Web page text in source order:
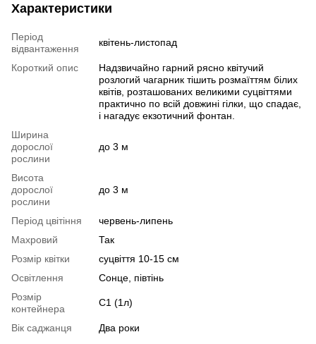
Характеристики
Період
відвантаження
квітень-листопад
Короткий опис
Надзвичайно гарний рясно квітучий
розлогий чагарник тішить розмаїттям білих
квітів, розташованих великими суцвіттями
практично по всій довжині гілки, що спадає,
і нагадує екзотичний фонтан.
Ширина
дорослої
рослини
до 3 м
Висота
дорослої
рослини
до 3 м
Період цвітіння
червень-липень
Махровий
Так
Розмір квітки
суцвіття 10-15 см
Освітлення
Сонце, півтінь
Розмір
контейнера
С1 (1л)
Вік саджанця Два роки